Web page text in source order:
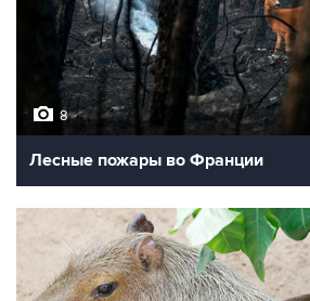
8
Лесные пожары во Франции